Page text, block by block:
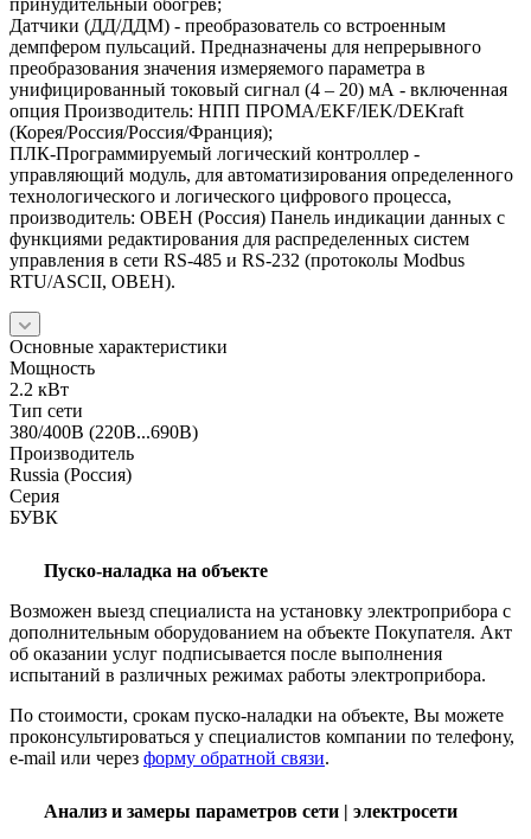
Датчики (ДД/ДДМ) - преобразователь со встроенным
демпфером пульсаций. Предназначены для непрерывного
преобразования значения измеряемого параметра в
унифицированный токовый сигнал (4 – 20) мА - включенная
опция Производитель: НПП ПРОМА/EKF/IEK/DEKraft
(Корея/Россия/Россия/Франция);
ПЛК-Программируемый логический контроллер -
управляющий модуль, для автоматизирования определенного
технологического и логического цифрового процесса,
производитель: ОВЕН (Россия) Панель индикации данных с
функциями редактирования для распределенных систем
управления в сети RS-485 и RS-232 (протоколы Modbus
RTU/ASCII, ОВЕН).
Основные характеристики
Мощность
2.2 кВт
Тип сети
380/400В (220В...690В)
Производитель
Russia (Россия)
Серия
БУВК
Пуско-наладка на объекте
Возможен выезд специалиста на установку электроприбора с
дополнительным оборудованием на объекте Покупателя. Акт
об оказании услуг подписывается после выполнения
испытаний в различных режимах работы электроприбора.
По стоимости, срокам пуско-наладки на объекте, Вы можете
проконсультироваться у специалистов компании по телефону,
e-mail или через форму обратной связи.
Анализ и замеры параметров сети | электросети